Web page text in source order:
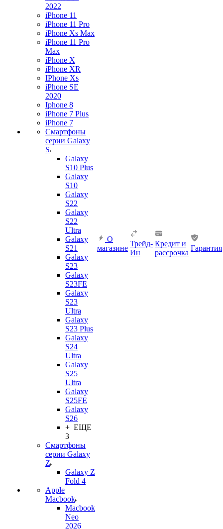
2022
iPhone 11
iPhone 11 Pro
iPhone Xs Max
iPhone 11 Pro
Max
iPhone X
iPhone XR
IPhone Xs
iPhone SE
2020
Iphone 8
iPhone 7 Plus
iPhone 7
Смартфоны
серии Galaxy
S
Galaxy
S10 Plus
Galaxy
S10
Galaxy
S22
Galaxy
S22
Ultra
Galaxy
S21
Galaxy
S23
Galaxy
S23FE
Galaxy
S23
Ultra
Galaxy
S23 Plus
Galaxy
S24
Ultra
Galaxy
S25
Ultra
Galaxy
S25FE
Galaxy
S26
+ ЕЩЕ
3
Смартфоны
серии Galaxy
Z
Galaxy Z
Fold 4
Apple
Macbook
Macbook
Neo
2026
О
магазине
Трейд-
Ин
Кредит и
рассрочка
Гарантия